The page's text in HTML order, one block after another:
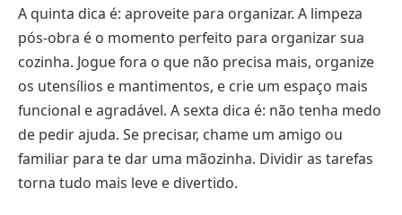
A quinta dica é: aproveite para organizar. A limpeza
pós-obra é o momento perfeito para organizar sua
cozinha. Jogue fora o que não precisa mais, organize
os utensílios e mantimentos, e crie um espaço mais
funcional e agradável. A sexta dica é: não tenha medo
de pedir ajuda. Se precisar, chame um amigo ou
familiar para te dar uma mãozinha. Dividir as tarefas
torna tudo mais leve e divertido.